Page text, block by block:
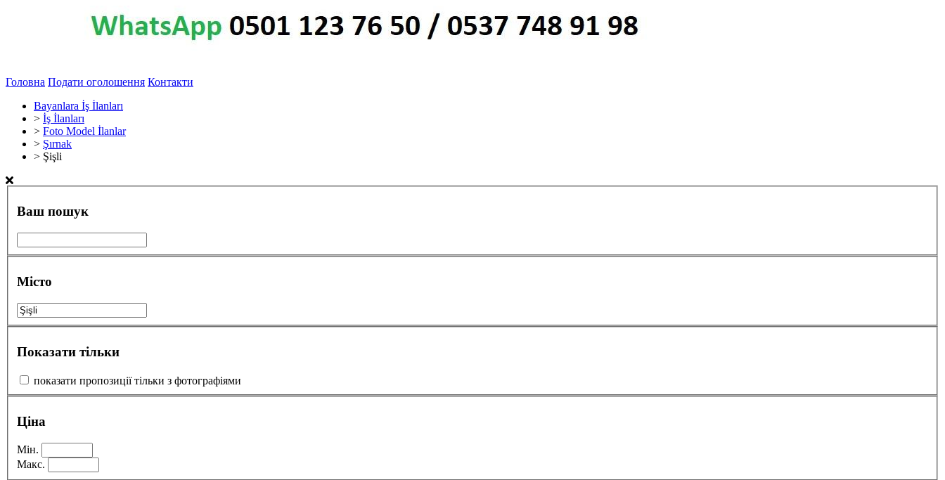
Головна Подати оголошення Контакти
Bayanlara İş İlanları
> İş İlanları
> Foto Model İlanlar
> Şırnak
> Şişli
Ваш пошук
Місто
Показати тільки
показати пропозиції тільки з фотографіями
Ціна
Мін.
Макс.